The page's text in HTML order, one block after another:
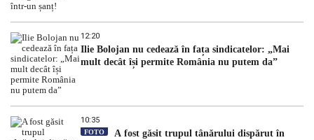
12:20
Ilie Bolojan nu cedează în fața sindicatelor: „Mai
mult decât își permite România nu putem da”
10:35
FOTO
A fost găsit trupul tânărului dispărut în